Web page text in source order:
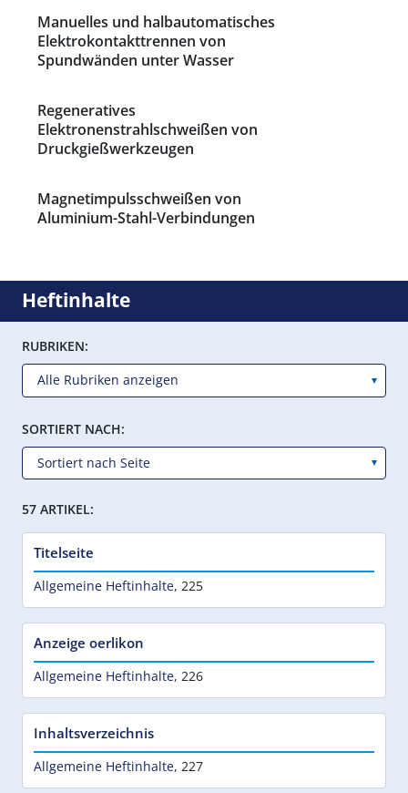
Manuelles und halbautomatisches
Elektrokontakttrennen von
Spundwänden unter Wasser
Regeneratives
Elektronenstrahlschweißen von
Druckgießwerkzeugen
Magnetimpulsschweißen von
Aluminium-Stahl-Verbindungen
Heftinhalte
RUBRIKEN:
SORTIERT NACH:
57 ARTIKEL:
Titelseite
Allgemeine Heftinhalte, 225
Anzeige oerlikon
Allgemeine Heftinhalte, 226
Inhaltsverzeichnis
Allgemeine Heftinhalte, 227